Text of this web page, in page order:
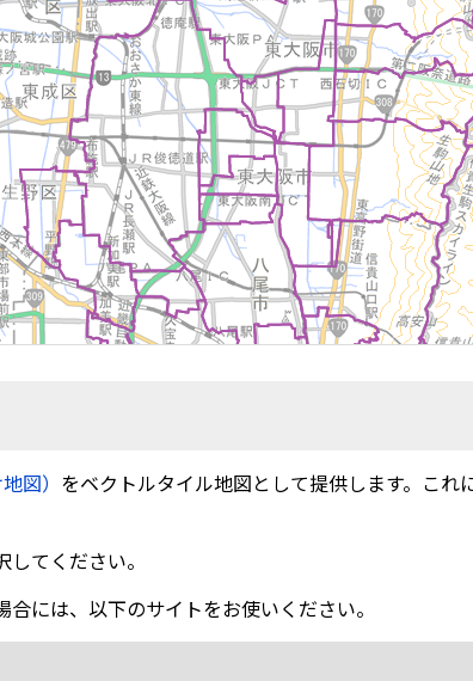
図） をベクトルタイル地図として提供します。こ
てください。
には、以下のサイトをお使いください。